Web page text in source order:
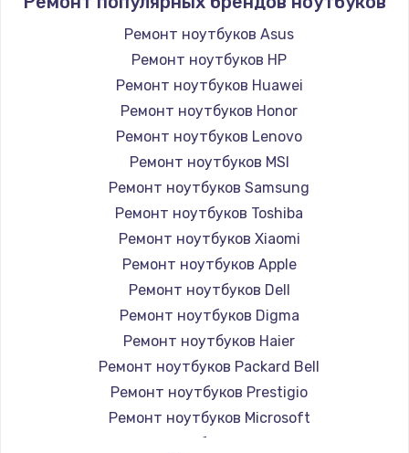
Ремонт ноутбуков Asus
Ремонт ноутбуков HP
Ремонт ноутбуков Huawei
Ремонт ноутбуков Honor
Ремонт ноутбуков Lenovo
Ремонт ноутбуков MSI
Ремонт ноутбуков Samsung
Ремонт ноутбуков Toshiba
Ремонт ноутбуков Xiaomi
Ремонт ноутбуков Apple
Ремонт ноутбуков Dell
Ремонт ноутбуков Digma
Ремонт ноутбуков Haier
Ремонт ноутбуков Packard Bell
Ремонт ноутбуков Prestigio
Ремонт ноутбуков Microsoft
Ремонт ноутбуков Alienware